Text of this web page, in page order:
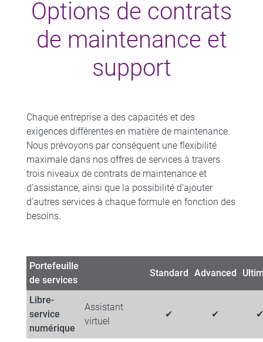
Options de contrats
de maintenance et
support
Chaque entreprise a des capacités et des
exigences différentes en matière de maintenance.
Nous prévoyons par conséquent une flexibilité
maximale dans nos offres de services à travers
trois niveaux de contrats de maintenance et
d’assistance, ainsi que la possibilité d’ajouter
d’autres services à chaque formule en fonction des
besoins.
Portefeuille
de services
Standard Advanced
Libre-
service
numérique
Assistant
virtuel
✔ ✔